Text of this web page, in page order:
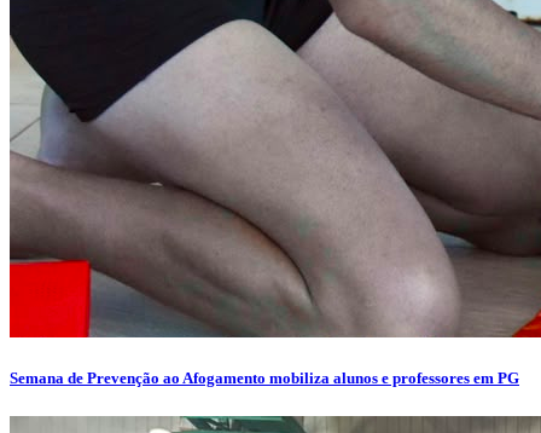
Semana de Prevenção ao Afogamento mobiliza alunos e professores em PG